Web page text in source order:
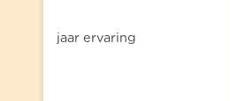
jaar ervaring